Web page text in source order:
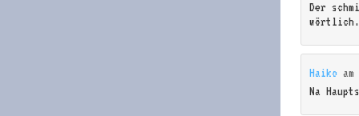
Der
wörtlich.
Haiko am
Na